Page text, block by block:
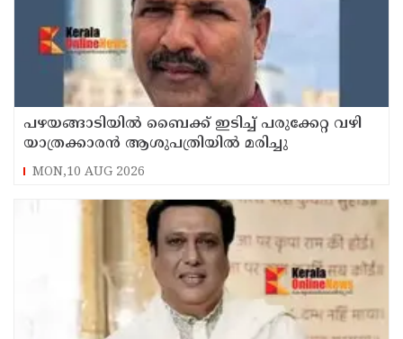
പഴയങ്ങാടിയിൽ ബൈക്ക് ഇടിച്ച് പരുക്കേറ്റ വഴി
യാത്രക്കാരൻ ആശുപത്രിയിൽ മരിച്ചു
MON,10 AUG 2026